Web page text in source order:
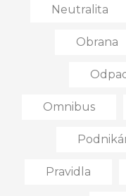
Neutralita
Obrana
Omnibus
Pravidla